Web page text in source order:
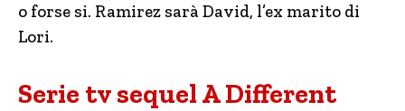
o forse si. Ramirez sarà David, l’ex marito di
Lori.
Serie tv sequel A Different